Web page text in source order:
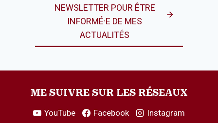
NEWSLETTER POUR ÊTRE
INFORMÉ·E DE MES
ACTUALITÉS
ME SUIVRE SUR LES RÉSEAUX
YouTube Facebook
Instagram